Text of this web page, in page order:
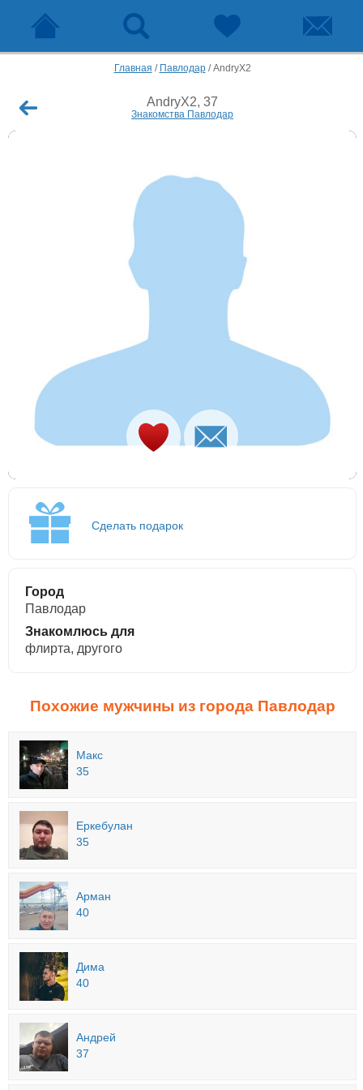
Главная / Павлодар/AndryX2
AndryX2, 37
Знакомства Павлодар
Сделать подарок
Город
Павлодар
Знакомлюсь для
флирта, другого
Похожие мужчины из города Павлодар
Макс
35
Еркебулан
35
Арман
40
Дима
40
Андрей
37